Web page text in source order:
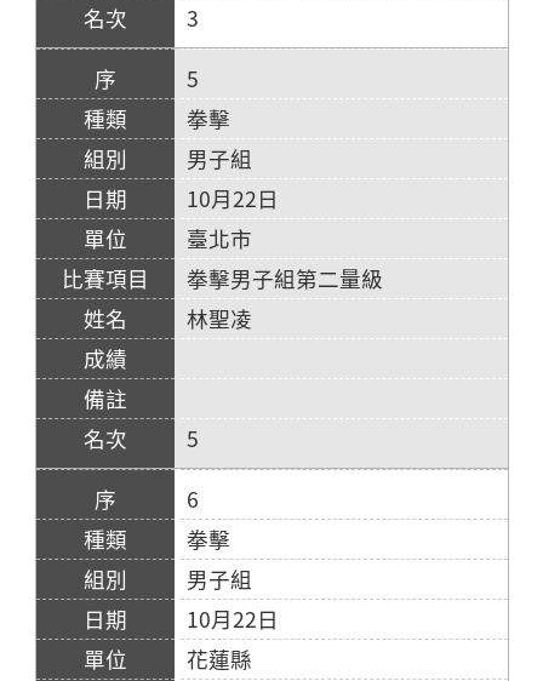
3
5
拳擊
男子組
10月22日
臺北市
拳擊男子組第二量級
林聖凌
5
6
拳擊
男子組
10月22日
花蓮縣